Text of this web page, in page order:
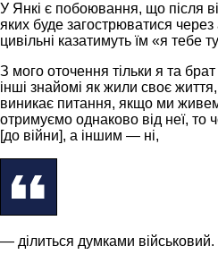
У Янкі є побоювання, що після
яких буде загострюватися
цивільні казатимуть їм «я тебе
З мого оточення тільки я та
інші знайомі як жили своє
виникає питання, якщо ми
отримуємо однаково від неї,
[до війни], а іншим — ні,
— ділиться думками військовий.